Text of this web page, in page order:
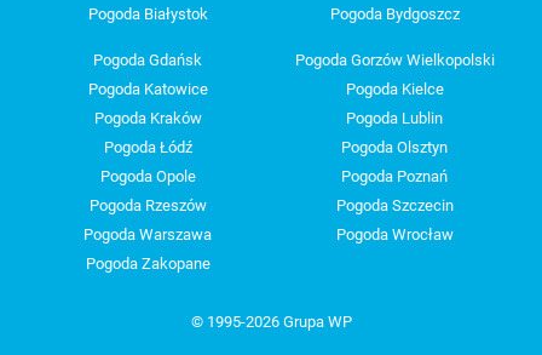
Pogoda Białystok Pogoda Bydgoszcz
Pogoda Gdańsk
Pogoda Gorzów Wielkopolski
Pogoda Katowice
Pogoda Kielce
Pogoda Kraków
Pogoda Lublin
Pogoda Łódź
Pogoda Olsztyn
Pogoda Opole
Pogoda Poznań
Pogoda Rzeszów
Pogoda Szczecin
Pogoda Warszawa
Pogoda Wrocław
Pogoda Zakopane
© 1995-2026 Grupa WP